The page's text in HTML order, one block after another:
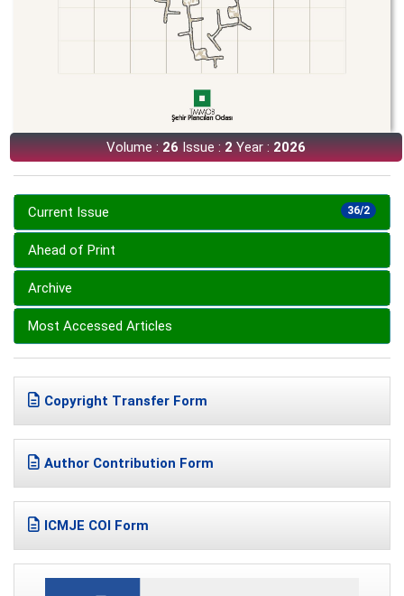
Volume :26Issue :2Year :2026
36/2
Current Issue
Ahead of Print
Archive
Most Accessed Articles
Copyright Transfer Form
Author Contribution Form
ICMJE COI Form